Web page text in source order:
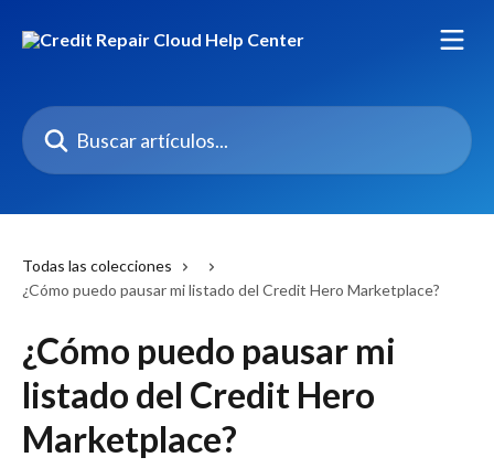
Buscar artículos...
Todas las colecciones
¿Cómo puedo pausar mi listado del Credit Hero Marketplace?
¿Cómo puedo pausar mi
listado del Credit Hero
Marketplace?